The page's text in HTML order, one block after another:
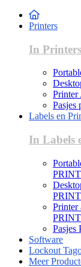
Printers
In Printers
Printer
Pasjes
Labels en
In Labels
Software
Lockout
Meer